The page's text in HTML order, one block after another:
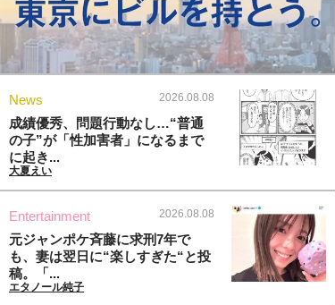
News 2026.08.08
成績優秀、問題行動なし…“普通
の子”が「性加害者」になるまで
に起き...
大夏えい
Entertainment 2026.08.08
元ジャンポケ斉藤に求刑7年で
も、妻は翌日に“楽しすぎた“と投
稿。「...
エタノール純子